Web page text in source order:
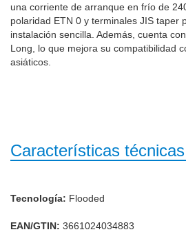
una corriente de arranque en frío de
polaridad ETN 0 y terminales JIS taper
instalación sencilla. Además, cuenta
Long, lo que mejora su compatibilidad
asiáticos.
Características técnicas
Tecnología: Flooded
EAN/GTIN: 3661024034883